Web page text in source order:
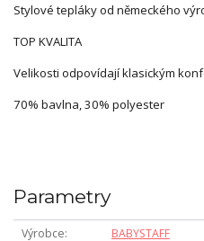
Stylové tepláky od německého
TOP KVALITA
Velikosti odpovídají klasickým
70% bavlna, 30% polyester
Parametry
Výrobce
BABYSTAFF